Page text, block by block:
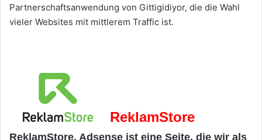
Partnerschaftsanwendung von Gittigidiyor, die die Wahl
vieler Websites mit mittlerem Traffic ist.
ReklamStore
ReklamStore, Adsense ist eine Seite, die wir als